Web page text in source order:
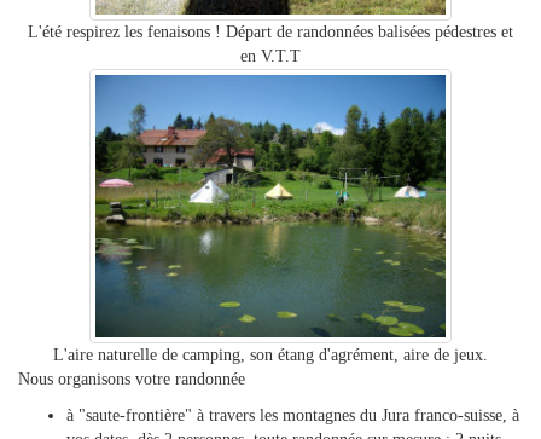
L'été respirez les fenaisons ! Départ de randonnées balisées pédestres et
en V.T.T
L'aire naturelle de camping, son étang d'agrément, aire de jeux.
Nous organisons votre randonnée
à "saute-frontière" à travers les montagnes du Jura franco-suisse, à